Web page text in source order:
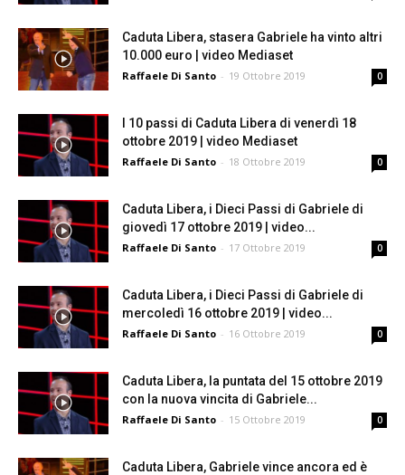
Caduta Libera, stasera Gabriele ha vinto altri
10.000 euro | video Mediaset
Raffaele Di Santo - 19 Ottobre 2019 0
I 10 passi di Caduta Libera di venerdì 18
ottobre 2019 | video Mediaset
Raffaele Di Santo - 18 Ottobre 2019 0
Caduta Libera, i Dieci Passi di Gabriele di
giovedì 17 ottobre 2019 | video...
Raffaele Di Santo - 17 Ottobre 2019 0
Caduta Libera, i Dieci Passi di Gabriele di
mercoledì 16 ottobre 2019 | video...
Raffaele Di Santo - 16 Ottobre 2019 0
Caduta Libera, la puntata del 15 ottobre 2019
con la nuova vincita di Gabriele...
Raffaele Di Santo - 15 Ottobre 2019 0
Caduta Libera, Gabriele vince ancora ed è